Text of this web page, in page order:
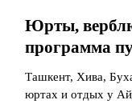
Юрты,
программа
Узбекистану
Ташкент, Хива,
юртах и отдых у